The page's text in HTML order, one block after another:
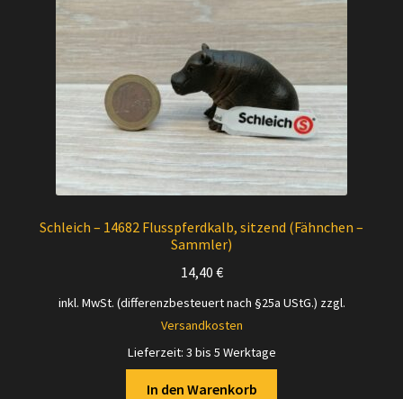
Schleich – 14682 Flusspferdkalb, sitzend (Fähnchen –
Sammler)
14,40 €
inkl. MwSt. (differenzbesteuert nach §25a UStG.) zzgl.
Versandkosten
Lieferzeit: 3 bis 5 Werktage
In den Warenkorb